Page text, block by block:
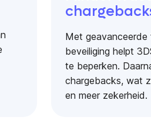
Met geavanceerde
beveiliging helpt
te beperken.
chargebacks, wat
en meer zekerheid.